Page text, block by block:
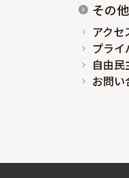
その他
アクセ
プラ
自由民
お問い